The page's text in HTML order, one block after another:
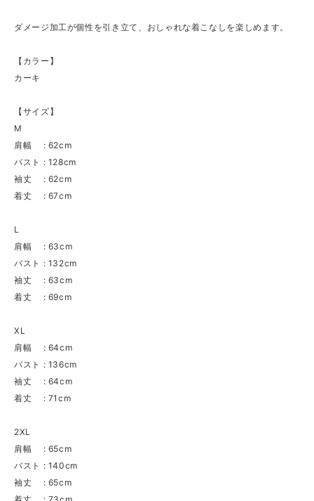
ダメージ加工が個性を引き立て、おしゃれな着こなしを楽しめます。
【カラー】
カーキ
【サイズ】
M
肩幅 : 62cm
バスト : 128cm
袖丈 : 62cm
着丈 : 67cm
L
肩幅 : 63cm
バスト : 132cm
袖丈 : 63cm
着丈 : 69cm
XL
肩幅 : 64cm
バスト : 136cm
袖丈 : 64cm
着丈 : 71cm
2XL
肩幅 : 65cm
バスト : 140cm
袖丈 : 65cm